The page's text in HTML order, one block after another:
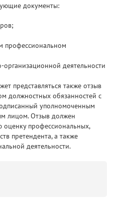
документы:
профессиональном
деятельности
представляться также отзыв
должностных обязанностей с
уполномоченным
лицом. Отзыв должен
профессиональных,
претендента, а также
деятельности.